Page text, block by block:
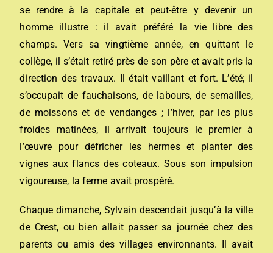
se rendre à la capitale et peut-être y devenir un
homme illustre : il avait préféré la vie libre des
champs. Vers sa vingtième année, en quittant le
collège, il s’était retiré près de son père et avait pris la
direction des travaux. Il était vaillant et fort. L’été; il
s’occupait de fauchaisons, de labours, de semailles,
de moissons et de vendanges ; l’hiver, par les plus
froides matinées, il arrivait toujours le premier à
l’œuvre pour défricher les hermes et planter des
vignes aux flancs des coteaux. Sous son impulsion
vigoureuse, la ferme avait prospéré.
Chaque dimanche, Sylvain descendait jusqu’à la ville
de Crest, ou bien allait passer sa journée chez des
parents ou amis des villages environnants. Il avait